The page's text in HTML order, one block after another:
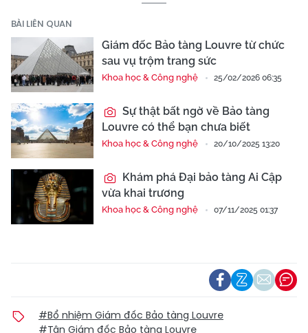
BÀI LIÊN QUAN
Giám đốc Bảo tàng Louvre từ chức
sau vụ trộm trang sức
Khoa học & Công nghệ 25/02/2026 06:35
Sự thật bất ngờ về Bảo tàng
Louvre có thể bạn chưa biết
Khoa học & Công nghệ 20/10/2025 13:20
Khám phá Đại bảo tàng Ai Cập
vừa khai trương
Khoa học & Công nghệ 07/11/2025 01:37
#Bổ nhiệm Giám đốc Bảo tàng Louvre
#Tân Giám đốc Bảo tàng Louvre